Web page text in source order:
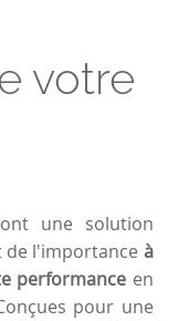
votre
une solution
de l'importance à
performance en
pour une